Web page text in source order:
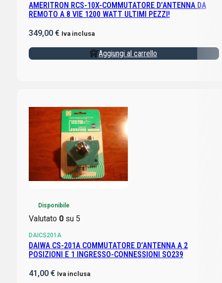
AMERITRON RCS-10X-COMMUTATORE D’ANTENNA DA
REMOTO A 8 VIE 1200 WATT ULTIMI PEZZI!
349,00 € Iva inclusa
Aggiungi al carrello
Disponibile
Valutato 0su 5
DAICS201A
DAIWA CS-201A COMMUTATORE D’ANTENNA A 2
POSIZIONI E 1 INGRESSO-CONNESSIONI SO239
41,00 € Iva inclusa